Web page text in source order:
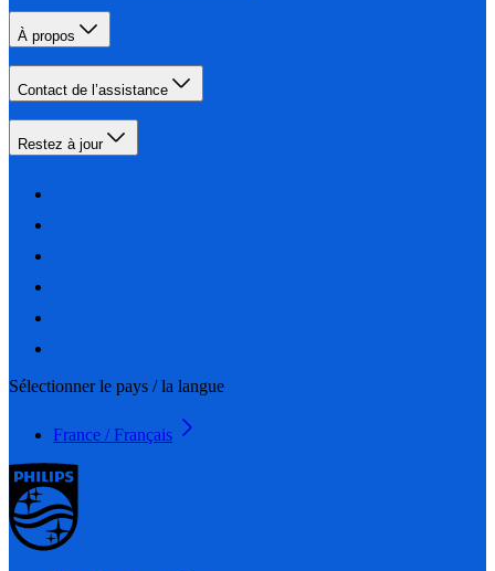
À propos
Contact de l’assistance
Restez à jour
Sélectionner le pays / la langue
France / Français